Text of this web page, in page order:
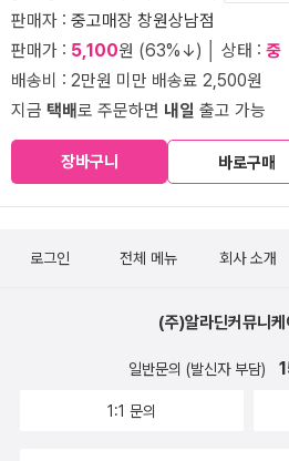
판매자 : 중고매장 창원상남점
판매가 : 5,100원 (63%↓) │ 상태 : 중
배송비 : 2만원 미만 배송료 2,500원
지금 택배로 주문하면 내일 출고 가능
장바구니 바로구매
로그인 전체 메뉴 회사 소개
(주)알라딘커뮤니케
일반문의 (발신자 부담)
1:1 문의